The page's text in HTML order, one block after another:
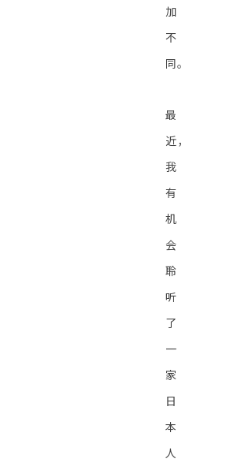
加
不
同。
最
近，
我
有
机
会
聆
听
了
一
家
日
本
人